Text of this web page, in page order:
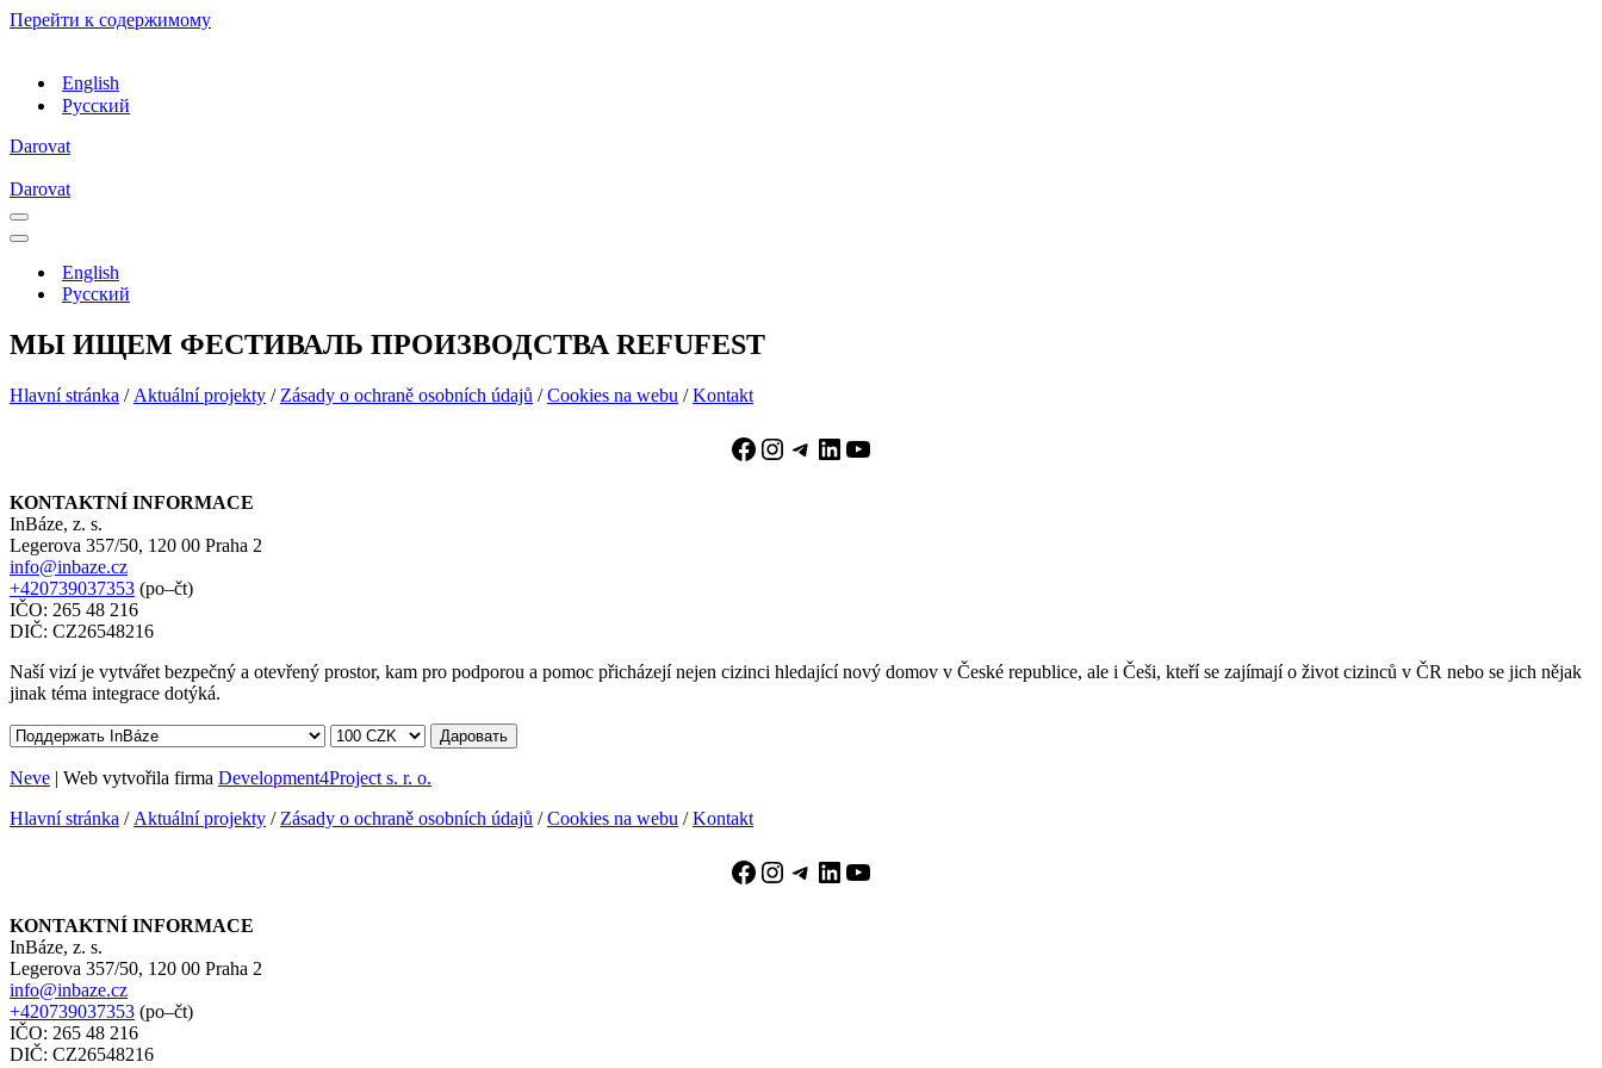
Перейти к содержимому
English
Русский
Darovat
Darovat
Меню
навигации
Меню
навигацииEnglish
Русский
МЫ ИЩЕМ ФЕСТИВАЛЬ ПРОИЗВОДСТВА REFUFEST
Hlavní stránka / Aktuální projekty / Zásady o ochraně osobních údajů /Cookies na webu /Kontakt
Facebook
Instagram
Telegram
LinkedIn
YouTube
KONTAKTNÍ INFORMACE
InBáze, z. s.
Legerova 357/50, 120 00 Praha 2
info@inbaze.cz
+420739037353 (po–čt)
IČO: 265 48 216
DIČ: CZ26548216
Naší vizí je vytvářet bezpečný a otevřený prostor, kam pro podporou a pomoc přicházejí nejen cizinci hledající nový domov v České republice, ale i Češi, kteří se zajímají o život cizinců v ČR nebo se jich nějak
jinak téma integrace dotýká.
Даровать
Neve | Web vytvořila firma Development4Project s. r. o.
Hlavní stránka / Aktuální projekty / Zásady o ochraně osobních údajů /Cookies na webu /Kontakt
Facebook
Instagram
Telegram
LinkedIn
YouTube
KONTAKTNÍ INFORMACE
InBáze, z. s.
Legerova 357/50, 120 00 Praha 2
info@inbaze.cz
+420739037353 (po–čt)
IČO: 265 48 216
DIČ: CZ26548216